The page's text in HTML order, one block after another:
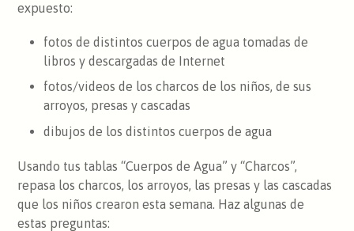
expuesto:
fotos de distintos cuerpos de agua tomadas de
libros y descargadas de Internet
fotos/videos de los charcos de los niños, de sus
arroyos, presas y cascadas
dibujos de los distintos cuerpos de agua
Usando tus tablas “Cuerpos de Agua” y “Charcos”,
repasa los charcos, los arroyos, las presas y las cascadas
que los niños crearon esta semana. Haz algunas de
estas preguntas: